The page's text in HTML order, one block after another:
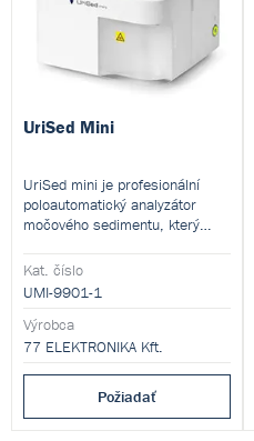
UriSed Mini
UriSed mini je profesionální
poloautomatický analyzátor
močového sedimentu, který
reprodukovatelnost, správnost a
produktivitu v laboratořích tím,
že poskytuje celé zorné pole
mikroskopických obrazů
močového sedimentu a
automaticky detekuje a počítá
Kat. číslo
UMI-9901-1
Výrobca
77 ELEKTRONIKA Kft.
Požiadať